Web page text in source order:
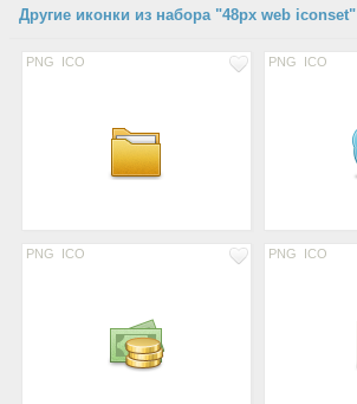
Другие иконки из набора "48px web iconset"
PNG ICO PNG ICO
PNG ICO PNG ICO